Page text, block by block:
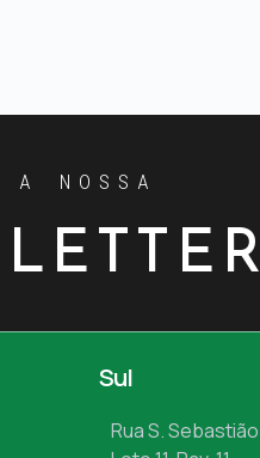
A NOSSA
Sul
Rua S. Sebastião